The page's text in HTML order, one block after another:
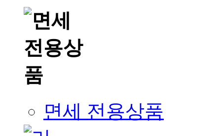
면세 전용상품